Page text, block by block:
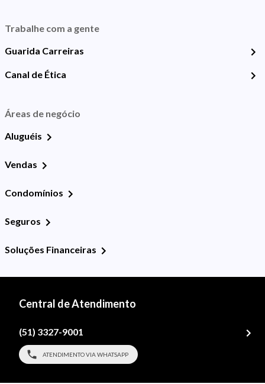
Trabalhe com a gente
Guarida Carreiras
Canal de Ética
Áreas de negócio
Aluguéis
Vendas
Condomínios
Seguros
Soluções Financeiras
Central de Atendimento
(51) 3327-9001
ATENDIMENTO VIA WHATSAPP